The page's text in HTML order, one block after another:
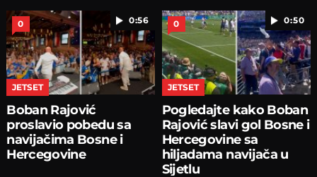
0:56
0
JETSET
Boban Rajović
proslavio pobedu sa
navijačima Bosne i
Hercegovine
0:50
0
JETSET
Pogledajte kako Boban
Rajović slavi gol Bosne i
Hercegovine sa
hiljadama navijača u
Sijetlu